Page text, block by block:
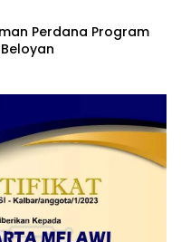
Perdana Program
Beloyan